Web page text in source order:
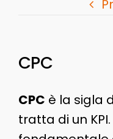
CPC
CPC è la sigla
tratta di un